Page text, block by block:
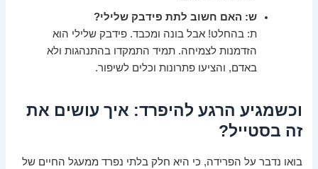
ש: האם חשוב לתת פידבק שלילי?
ת: בהחלט! אבל בונה ומכבד. פידבק שלילי הוא
הזדמנות לצמיחה. תמיד התמקדו בהתנהגות ולא
באדם, והציעו פתרונות וכלים לשיפור.
וכשמגיע הרגע להיפרד: איך עושים את
זה בסטייל?
בואו נדבר על הפרידה, כי היא חלק בלתי נפרד ממעגל החיים של